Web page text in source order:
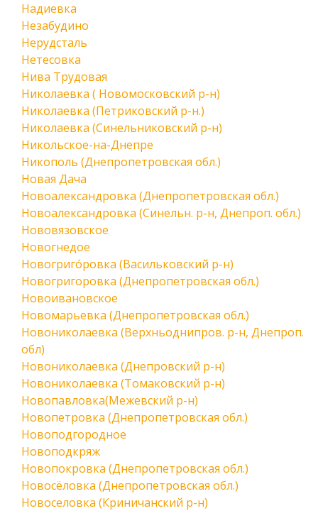
Надиевка
Незабудино
Нерудсталь
Нетесовка
Нива Трудовая
Николаевка ( Новомосковский р-н)
Николаевка (Петриковский р-н.)
Николаевка (Синельниковский р-н)
Никольское-на-Днепре
Никополь (Днепропетровская обл.)
Новая Дача
Новоалександровка (Днепропетровская обл.)
Новоалександровка (Синельн. р-н, Днепроп. обл.)
Нововязовское
Новогнедое
Новогриго́ровка (Васильковский р-н)
Новогригоровка (Днепропетровская обл.)
Новоивановское
Новомарьевка (Днепропетровская обл.)
Новониколаевка (Верхньоднипров. р-н, Днепроп.
обл)
Новониколаевка (Днепровский р-н)
Новониколаевка (Томаковский р-н)
Новопавловка(Межевский р-н)
Новопетровка (Днепропетровская обл.)
Новоподгородное
Новоподкряж
Новопокровка (Днепропетровская обл.)
Новосёловка (Днепропетровская обл.)
Новоселовка (Криничанский р-н)